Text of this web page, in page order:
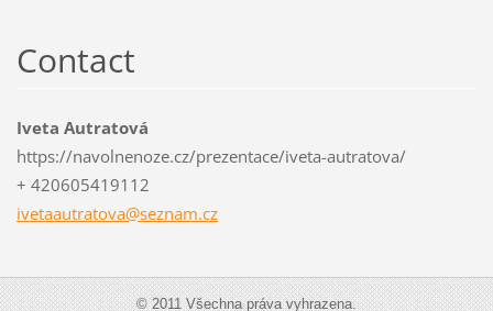
Contact
Iveta Autratová
https://navolnenoze.cz/prezentace/iveta-autratova/
+ 420605419112
ivetaautratova@seznam.cz
© 2011 Všechna práva vyhrazena.